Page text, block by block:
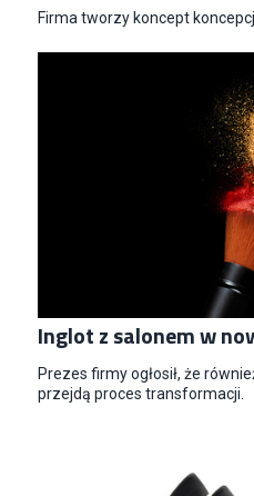
Firma tworzy koncept
Inglot z salonem w
Prezes firmy ogłosił, że
przejdą proces transformacji.